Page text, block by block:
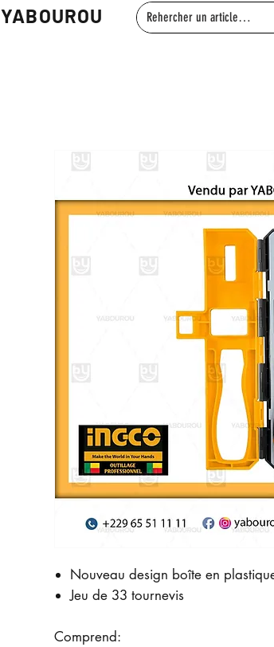
YABOUROU
Nouveau design boîte en
Jeu de 33 tournevis
Comprend: